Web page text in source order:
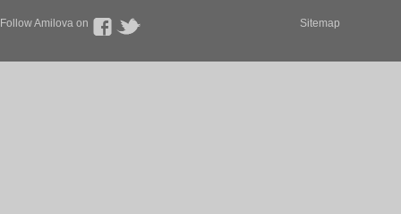
Follow Amilova on Sitemap